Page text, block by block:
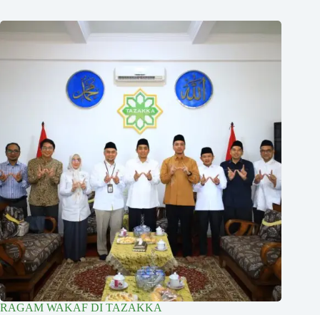
RAGAM WAKAF DI TAZAKKA